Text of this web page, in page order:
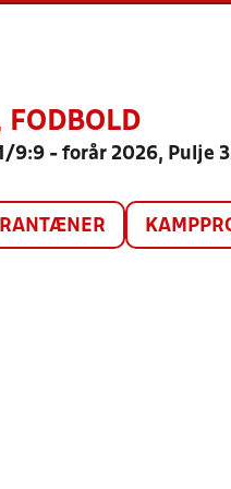
FODBOLD
9:9 - forår 2026, Pulje